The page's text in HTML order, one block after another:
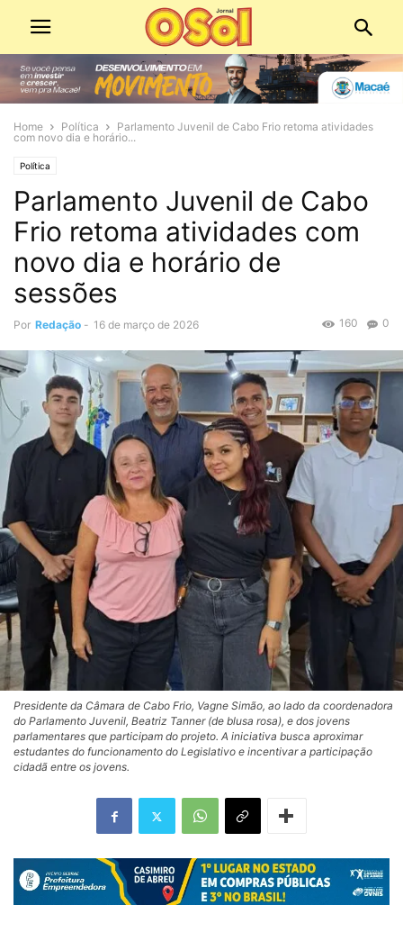
Home Política
Parlamento Juvenil de Cabo Frio retoma atividades
com novo dia e horário...
Política
Parlamento Juvenil de Cabo
Frio retoma atividades com
novo dia e horário de
sessões
Por Redação - 16 de março de 2026 0
160
Presidente da Câmara de Cabo Frio, Vagne Simão, ao lado da coordenadora
do Parlamento Juvenil, Beatriz Tanner (de blusa rosa), e dos jovens
parlamentares que participam do projeto. A iniciativa busca aproximar
estudantes do funcionamento do Legislativo e incentivar a participação
cidadã entre os jovens.